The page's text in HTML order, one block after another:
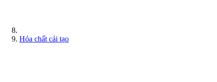
Hóa chất cải tạo